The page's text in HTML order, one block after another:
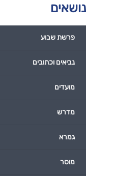
נושאים
פרשת שבוע
נביאים וכתובים
מועדים
מדרש
גמרא
מוסר